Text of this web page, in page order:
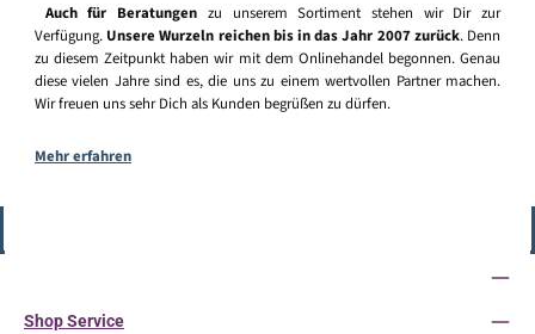
Auch für Beratungen zu unserem Sortiment stehen wir Dir zur
Verfügung. Unsere Wurzeln reichen bis in das Jahr 2007 zurück. Denn
zu diesem Zeitpunkt haben wir mit dem Onlinehandel begonnen. Genau
diese vielen Jahre sind es, die uns zu einem wertvollen Partner machen.
Wir freuen uns sehr Dich als Kunden begrüßen zu dürfen.
Mehr erfahren
Shop Service